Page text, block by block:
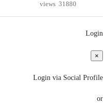
31880 views
Login
×
Login via Social Profile
or